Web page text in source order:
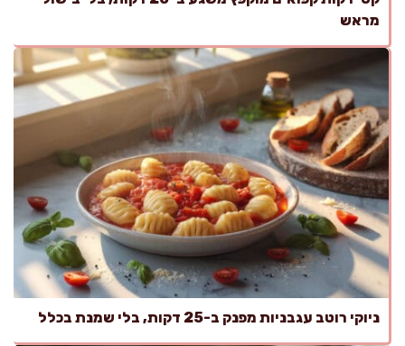
מראש
ניוקי רוטב עגבניות מפנק ב-25 דקות, בלי שמנת בכלל